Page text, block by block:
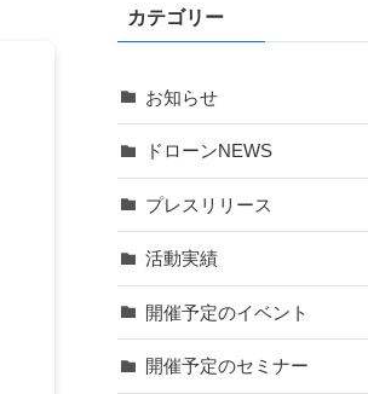
カテゴリー
お知らせ
ドローンNEWS
プレスリリース
活動実績
開催予定のイベント
開催予定のセミナー